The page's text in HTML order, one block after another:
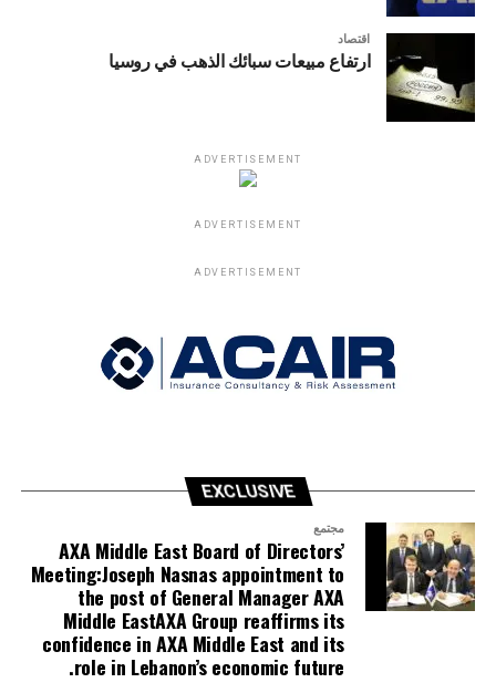
اقتصاد
ارتفاع مبيعات سبائك الذهب في روسيا
ADVERTISEMENT
ADVERTISEMENT
ADVERTISEMENT
EXCLUSIVE
مجتمع
AXA Middle East Board of Directors’
Meeting:Joseph Nasnas appointment to
the post of General Manager AXA
Middle EastAXA Group reaffirms its
confidence in AXA Middle East and its
role in Lebanon’s economic future.